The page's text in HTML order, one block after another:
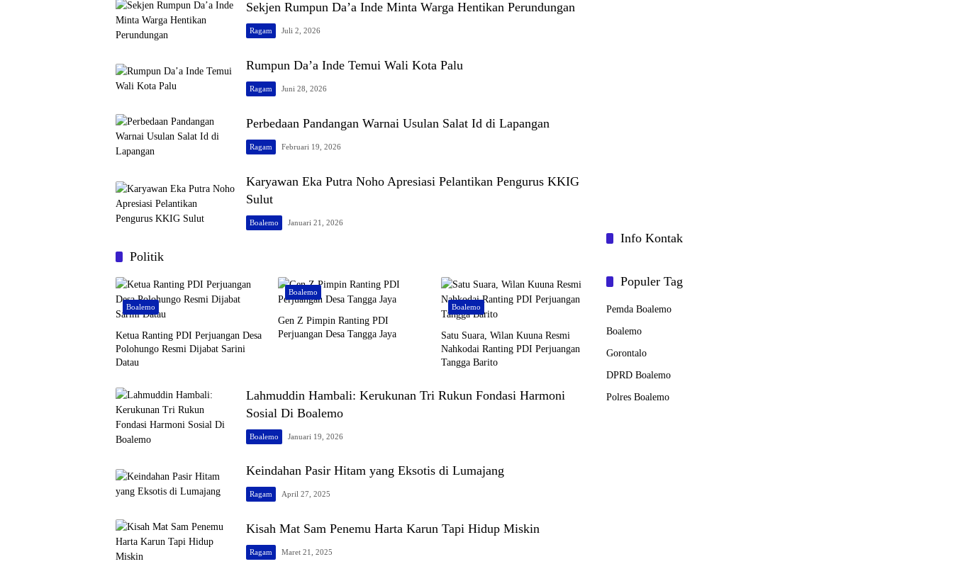
Sekjen Rumpun Da’a Inde Minta Warga Hentikan Perundungan
Ragam Juli 2, 2026
Rumpun Da’a Inde Temui Wali Kota Palu
Ragam Juni 28, 2026
Perbedaan Pandangan Warnai Usulan Salat Id di Lapangan
Ragam Februari 19, 2026
Karyawan Eka Putra Noho Apresiasi Pelantikan Pengurus KKIG
Sulut
Boalemo Januari 21, 2026
Politik
Boalemo
Ketua Ranting PDI Perjuangan Desa
Polohungo Resmi Dijabat Sarini
Datau
Boalemo
Gen Z Pimpin Ranting PDI
Perjuangan Desa Tangga Jaya
Boalemo
Satu Suara, Wilan Kuuna Resmi
Nahkodai Ranting PDI Perjuangan
Tangga Barito
Lahmuddin Hambali: Kerukunan Tri Rukun Fondasi Harmoni
Sosial Di Boalemo
Boalemo Januari 19, 2026
Keindahan Pasir Hitam yang Eksotis di Lumajang
Ragam April 27, 2025
Kisah Mat Sam Penemu Harta Karun Tapi Hidup Miskin
Ragam Maret 21, 2025
Info Kontak
Populer Tag
Pemda Boalemo
Boalemo
Gorontalo
DPRD Boalemo
Polres Boalemo